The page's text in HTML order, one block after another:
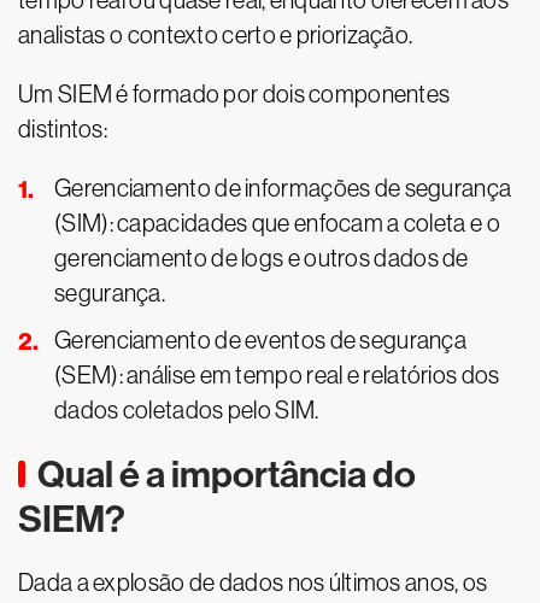
analistas o contexto certo e priorização.
Um SIEM é formado por dois componentes
distintos:
Gerenciamento de informações de segurança
(SIM): capacidades que enfocam a coleta e o
gerenciamento de logs e outros dados de
segurança.
Gerenciamento de eventos de segurança
(SEM): análise em tempo real e relatórios dos
dados coletados pelo SIM.
Qual é a importância do
SIEM?
Dada a explosão de dados nos últimos anos, os